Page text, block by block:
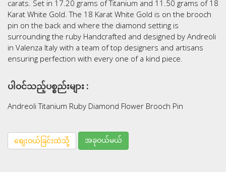
carats. Set in 17.20 grams of Titanium and 11.50 grams of 18
Karat White Gold. The 18 Karat White Gold is on the brooch
pin on the back and where the diamond setting is
surrounding the ruby Handcrafted and designed by Andreoli
in Valenza Italy with a team of top designers and artisans
ensuring perfection with every one of a kind piece.
ပါဝင်သည့်ပစ္စည်းများ :
Andreoli Titanium Ruby Diamond Flower Brooch Pin
စျေးဝယ်ခြင်းထဲသို့ အခုဝယ်မယ်